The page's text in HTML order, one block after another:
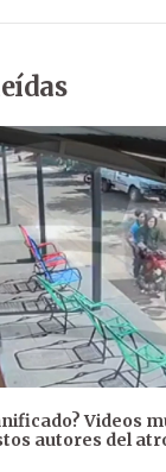
Videos
autores del